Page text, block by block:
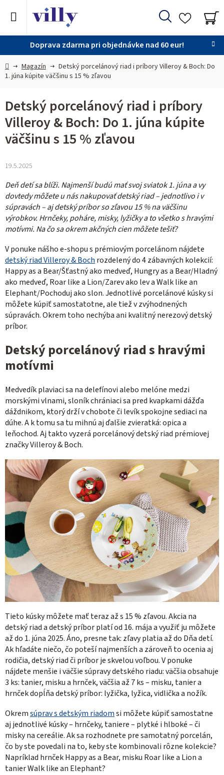
Doprava zdarma pri objednávke nad 60 eur!
Hľadať
DomovMagazín
Detský porcelánový riad i príbory Villeroy & Boch: Do
1. júna kúpite väčšinu s 15 % zľavou
Detský porcelánový riad i príbory
Villeroy & Boch: Do 1. júna kúpite
väčšinu s 15 % zľavou
19.5.2025
Deň detí sa blíži. Najmenší budú mať svoj sviatok 1. júna a vy
dovtedy môžete u nás nakupovať detský riad – jednotlivo i v
súpravách – ajdetský príbor so zľavou 15 % na väčšinu
výrobkov. Hrnčeky, poháre, misky, lyžičky a to všetko s hravými
motívmi. Na čo sa okrem akčných cien môžete tešiť?
V ponuke nášho e-shopu s prémiovým porcelánom nájdete
detský riad Villeroy & Boch rozdelený do 4 zábavných kolekcií:
Happy as a Bear/Šťastný ako medveď, Hungry as a Bear/Hladný
ako medveď, Roar like a Lion/Zarev ako lev a Walk like an
Elephant/Pochoduj ako slon. Jednotlivé porcelánové kúsky si
môžete kúpiť samostatotne, ale tiež v zvýhodnených
súpravách. Okrem toho nechýba ani kvalitný nerezový detský
príbor.
Detský porcelánový riad s hravými
motívmi
Medvedík plaviaci sa na delefínovi alebo melóne medzi
morskými vlnami, sloník chrániaci sa pred kvapkami dážďa
dáždnikom, ktorý drží v chobote či levík spokojne sediaci na
dúhe. A k tomu sa tu mihnú aj ďalšie zvieratká: opica a
leňochod. Aj takto vyzerá porcelánový detský riad prémiovej
značky Villeroy & Boch.
Tieto kúsky môžete mať teraz až s 15 % zľavou. Akcia na
detský riad a detský príbor platí od 16. mája a využiť ju môžete
až do 1. júna 2025. Áno, presne tak: zľavy platia až do Dňa detí.
Ak hľadáte niečo, čo poteší najmenších a zároveň to ocenia aj
rodičia, detský riad či príbor je skvelou voľbou. V ponuke
nájdete menšie i väčšie súpravy detského riadu: väčšia obsahuje
3 ks: tanier, misku a hrnček, väčšia až 7 ks – misku, tanier a
hrnček dopĺňa detský príbor: lyžička, lyžica, vidlička a nožík.
Okremsúprav s detským riadomsi môžete kúpiť samostatne
aj jednotlivé kúsky – hrnčeky, taniere – plytké i hlboké – či
misky na cereálie. Ak sa rozhodnete pre samotatný porcelán,
čo by ste povedali na to, keby ste kombinovali rôzne kolekcie?
Napríklad hrnček Happy as a Bear, misku Roar like a Lion a
tanier Walk like an Elephant?